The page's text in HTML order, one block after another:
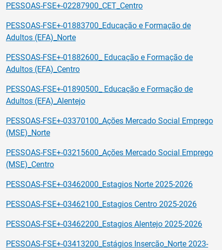
PESSOAS-FSE+-02287900_CET_Centro
PESSOAS-FSE+-01883700_Educação e Formação de
Adultos (EFA)_Norte
PESSOAS-FSE+-01882600_ Educação e Formação de
Adultos (EFA)_Centro
PESSOAS-FSE+-01890500_ Educação e Formação de
Adultos (EFA)_Alentejo
PESSOAS-FSE+-03370100_Ações Mercado Social Emprego
(MSE)_Norte
PESSOAS-FSE+-03215600_Ações Mercado Social Emprego
(MSE)_Centro
PESSOAS-FSE+-03462000_Estagios Norte 2025-2026
PESSOAS-FSE+-03462100_Estagios Centro 2025-2026
PESSOAS-FSE+-03462200_Estagios Alentejo 2025-2026
PESSOAS-FSE+-03413200_Estágios Insercão_Norte 2023-